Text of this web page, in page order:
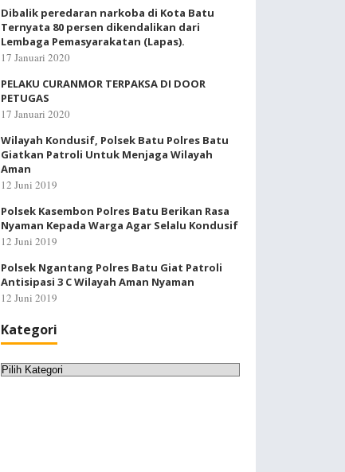
Dibalik peredaran narkoba di Kota Batu
Ternyata 80 persen dikendalikan dari
Lembaga Pemasyarakatan (Lapas).
17 Januari 2020
PELAKU CURANMOR TERPAKSA DI DOOR
PETUGAS
17 Januari 2020
Wilayah Kondusif, Polsek Batu Polres Batu
Giatkan Patroli Untuk Menjaga Wilayah
Aman
12 Juni 2019
Polsek Kasembon Polres Batu Berikan Rasa
Nyaman Kepada Warga Agar Selalu Kondusif
12 Juni 2019
Polsek Ngantang Polres Batu Giat Patroli
Antisipasi 3 C Wilayah Aman Nyaman
12 Juni 2019
Kategori
Kategori